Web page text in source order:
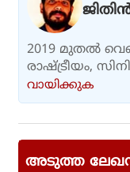
2019 മുതൽ
രാഷ്ട്രീയം,
വായിക്കുക
അടുത്ത